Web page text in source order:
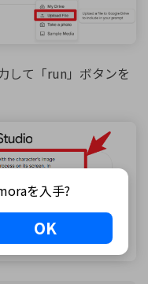
して「run」ボタンを
を入手?
OK